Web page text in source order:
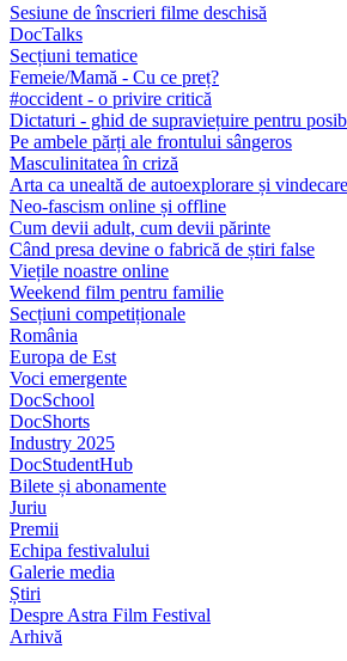
Sesiune de înscrieri filme deschisă
DocTalks
Secțiuni tematice
Femeie/Mamă - Cu ce preț?
#occident - o privire critică
Dictaturi - ghid de supraviețuire pentru
Pe ambele părți ale frontului sângeros
Masculinitatea în criză
Arta ca unealtă de autoexplorare și vindecare
Neo-fascism online și offline
Cum devii adult, cum devii părinte
Când presa devine o fabrică de știri false
Viețile noastre online
Weekend film pentru familie
Secțiuni competiționale
România
Europa de Est
Voci emergente
DocSchool
DocShorts
Industry 2025
DocStudentHub
Bilete și abonamente
Juriu
Premii
Echipa festivalului
Galerie media
Știri
Despre Astra Film Festival
Arhivă